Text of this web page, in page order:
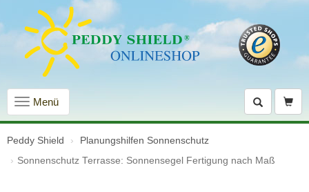
Navigation
einblenden
Menü
Peddy Shield
Planungshilfen Sonnenschutz
Sonnenschutz Terrasse: Sonnensegel Fertigung nach Maß